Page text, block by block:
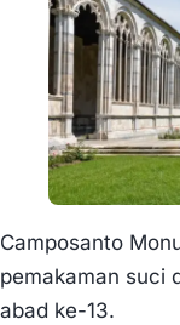
Camposanto
pemakaman suci
abad ke-13.